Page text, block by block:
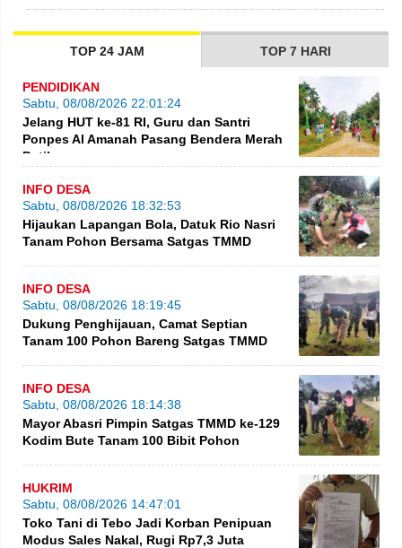
TOP 24 JAM TOP 7 HARI
PENDIDIKAN
Sabtu, 08/08/2026 22:01:24
Jelang HUT ke-81 RI, Guru dan Santri
Ponpes Al Amanah Pasang Bendera Merah
Putih
INFO DESA
Sabtu, 08/08/2026 18:32:53
Hijaukan Lapangan Bola, Datuk Rio Nasri
Tanam Pohon Bersama Satgas TMMD
INFO DESA
Sabtu, 08/08/2026 18:19:45
Dukung Penghijauan, Camat Septian
Tanam 100 Pohon Bareng Satgas TMMD
INFO DESA
Sabtu, 08/08/2026 18:14:38
Mayor Abasri Pimpin Satgas TMMD ke-129
Kodim Bute Tanam 100 Bibit Pohon
HUKRIM
Sabtu, 08/08/2026 14:47:01
Toko Tani di Tebo Jadi Korban Penipuan
Modus Sales Nakal, Rugi Rp7,3 Juta